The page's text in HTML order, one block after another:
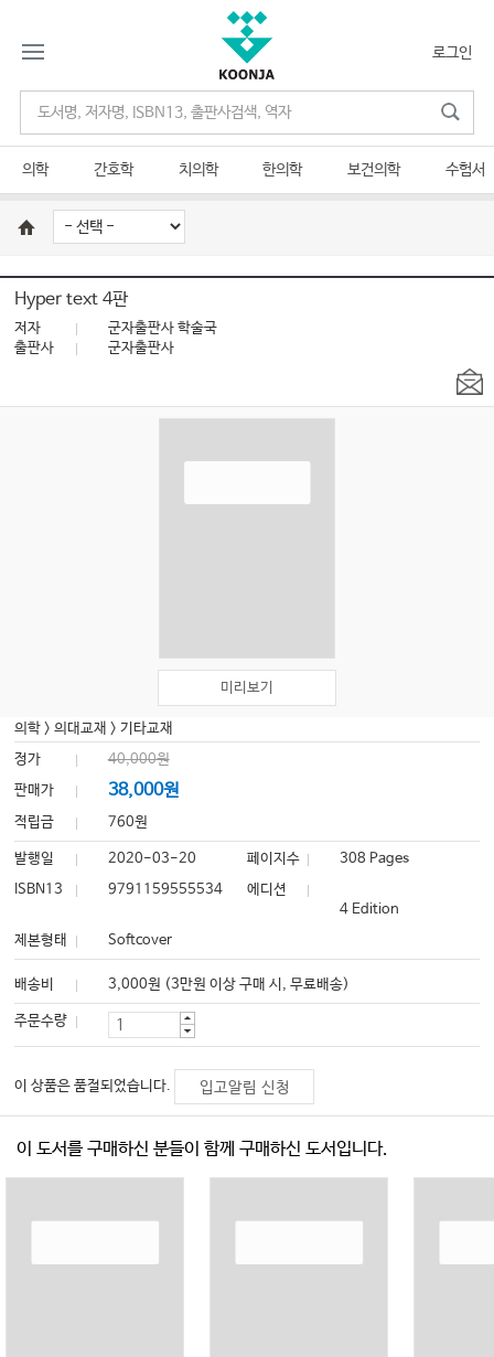
로그인
의학 간호학 치의학 한의학 보건의학 수험서
Hyper text 4판
저자
군자출판사 학술국
출판사
군자출판사
미리보기
의학 >의대교재 >기타교재
정가
40,000원
판매가
38,000원
적립금 760원
발행일 2020-03-20 페이지수
308 Pages
ISBN13
9791159555534
에디션
4 Edition
제본형태
Softcover
배송비 3,000원 (3만원 이상 구매 시, 무료배송)
주문수량
이 상품은 품절되었습니다. 입고알림 신청
이 도서를 구매하신 분들이 함께 구매하신 도서입니다.